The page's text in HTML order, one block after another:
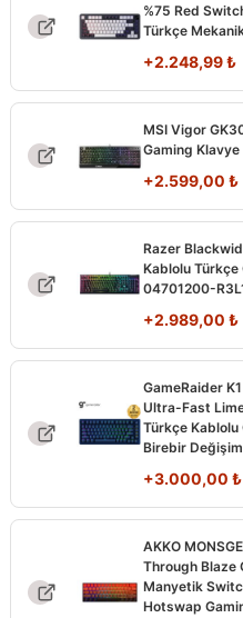
%75 Red
Türkçe
+2.248,99₺
MSI Vigor
Gaming Klavye
+2.599,00 ₺
Razer
Kablolu
04701200-
+2.989,00 ₺
GameRaider
Ultra-Fast
Türkçe Kablolu
Birebir
+3.000,00 ₺
AKKO
Through Blaze
Manyetik
Hotswap